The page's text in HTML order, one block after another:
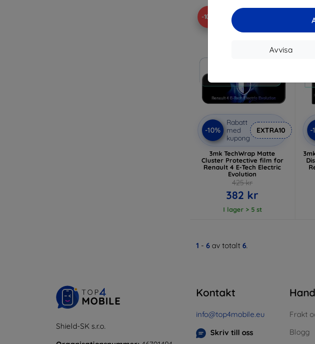
Avvisa
-10%
-10%
Rabatt
med
kupong
EXTRA10
3mk TechWrap Matte
Cluster Protective film for
Renault 4 E-Tech Electric
Evolution
425 kr
382 kr
I lager > 5 st
-
-
1 - 6 av totalt 6.
Shield-SK s.r.o.
Kontakt
info@top4mobile.eu
Skriv till oss
Frakt
Blogg